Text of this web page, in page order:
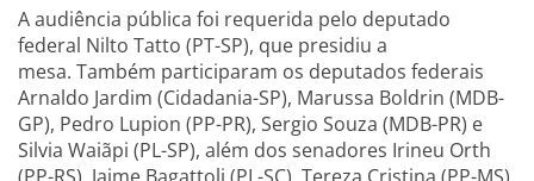
A audiência pública foi requerida pelo deputado
federal Nilto Tatto (PT-SP), que presidiu a
mesa. Também participaram os deputados federais
Arnaldo Jardim (Cidadania-SP), Marussa Boldrin (MDB-
GP), Pedro Lupion (PP-PR), Sergio Souza (MDB-PR) e
Silvia Waiãpi (PL-SP), além dos senadores Irineu Orth